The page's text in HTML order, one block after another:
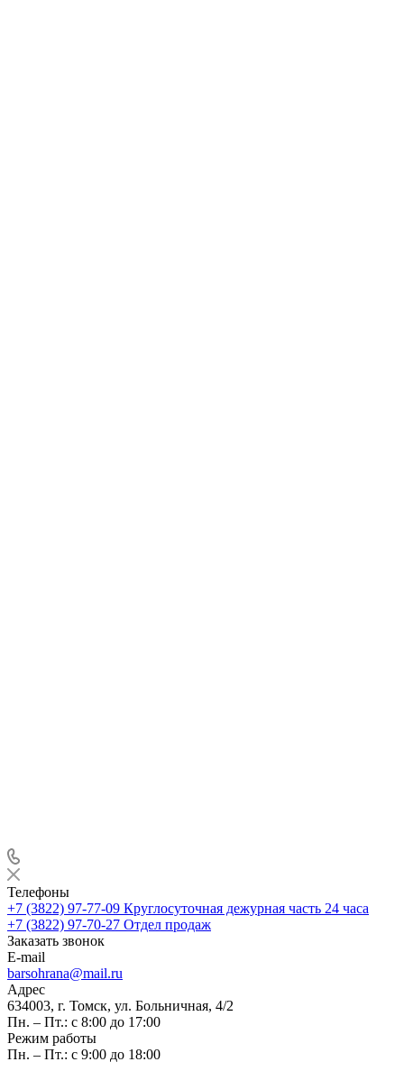
Телефоны
+7 (3822) 97-77-09 Круглосуточная дежурная часть 24 часа
+7 (3822) 97-70-27 Отдел продаж
Заказать звонок
E-mail
barsohrana@mail.ru
Адрес
634003, г. Томск, ул. Больничная, 4/2
Пн. – Пт.: с 8:00 до 17:00
Режим работы
Пн. – Пт.: с 9:00 до 18:00